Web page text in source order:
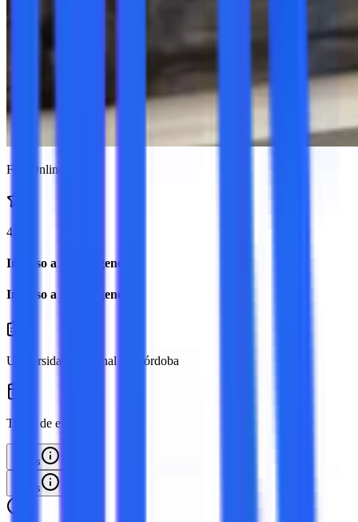
Full Online
4.8
Ingreso a Bioimágenes
Ingreso a Bioimágenes
Universidad Nacional de Córdoba
Turno de examen:
Todos
Todos